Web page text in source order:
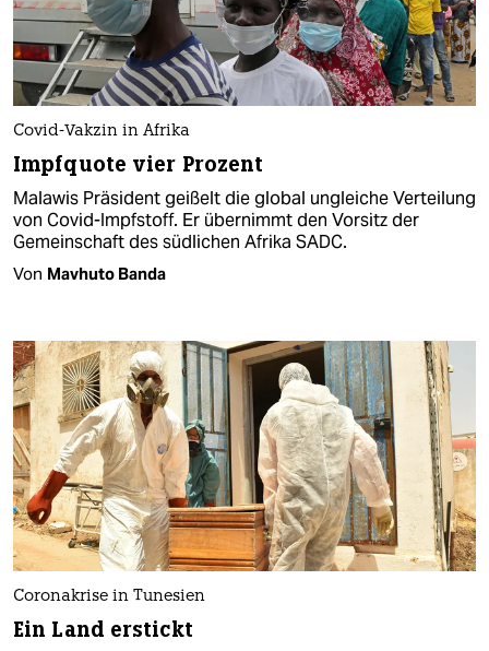
Covid-Vakzin in Afrika
Impfquote vier Prozent
Malawis Präsident geißelt die global ungleiche Verteilung
von Covid-Impfstoff. Er übernimmt den Vorsitz der
Gemeinschaft des südlichen Afrika SADC.
Von Mavhuto Banda
Coronakrise in Tunesien
Ein Land erstickt